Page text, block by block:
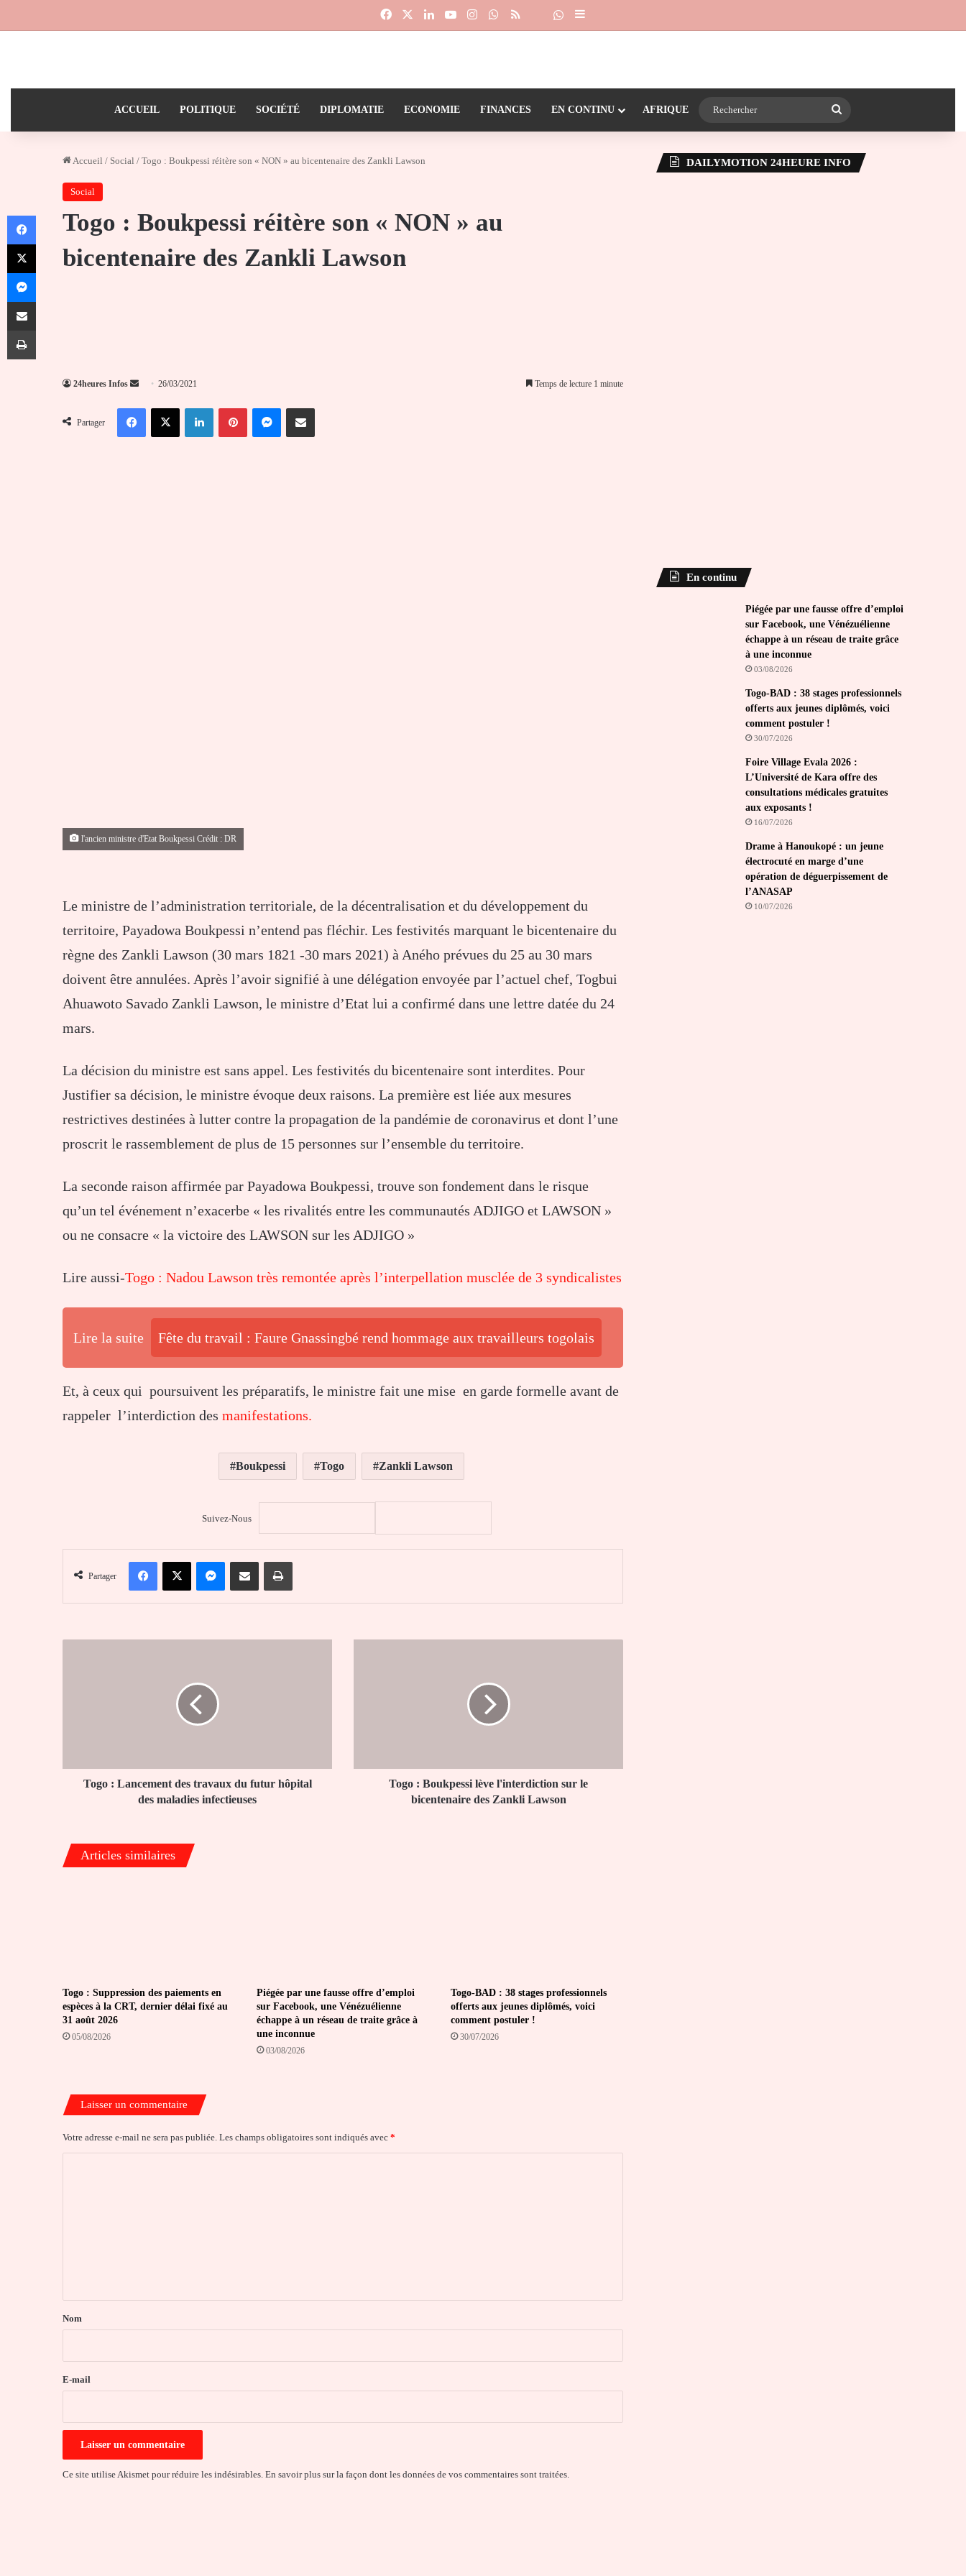
FacebookLinkedinYouTubeInstagramWhatsApp
RSS Dailymotion
Suivre la chaîne 24heureinfo sur WhatsApp
Sidebar (barre latérale)
ACCUEIL POLITIQUE SOCIÉTÉ DIPLOMATIE ECONOMIE FINANCES EN CONTINU AFRIQUE
Accueil / Social / Togo : Boukpessi réitère son « NON » au bicentenaire des Zankli Lawson
Social
Togo : Boukpessi réitère son « NON » au
bicentenaire des Zankli Lawson
24heures Infos
Envoyer
courriel
26/03/2021 Temps de lecture 1 minute
Partager
FacebookX LinkedinPinterestMessengerPartager par email
l'ancien ministre d'Etat Boukpessi Crédit : DR
Le ministre de l’administration territoriale, de la décentralisation et du développement du
territoire, Payadowa Boukpessi n’entend pas fléchir. Les festivités marquant le bicentenaire du
règne des Zankli Lawson (30 mars 1821 -30 mars 2021) à Aného prévues du 25 au 30 mars
doivent être annulées. Après l’avoir signifié à une délégation envoyée par l’actuel chef, Togbui
Ahuawoto Savado Zankli Lawson, le ministre d’Etat lui a confirmé dans une lettre datée du 24
mars.
La décision du ministre est sans appel. Les festivités du bicentenaire sont interdites. Pour
Justifier sa décision, le ministre évoque deux raisons. La première est liée aux mesures
restrictives destinées à lutter contre la propagation de la pandémie de coronavirus et dont l’une
proscrit le rassemblement de plus de 15 personnes sur l’ensemble du territoire.
La seconde raison affirmée par Payadowa Boukpessi, trouve son fondement dans le risque
qu’un tel événement n’exacerbe « les rivalités entre les communautés ADJIGO et LAWSON »
ou ne consacre « la victoire des LAWSON sur les ADJIGO »
Lire aussi-Togo : Nadou Lawson très remontée après l’interpellation musclée de 3 syndicalistes
Lire la suite Fête du travail : Faure Gnassingbé rend hommage aux travailleurs togolais
Et, à ceux qui poursuivent les préparatifs, le ministre fait une mise en garde formelle avant de
rappeler l’interdiction des manifestations.
Boukpessi Togo Zankli Lawson
Suivez-Nous
Partager
FacebookX MessengerPartager par email Imprimer
des
maladiesTogo : Lancement des travaux du futur hôpital
des maladies infectieuses
des
Togo : Boukpessi lève l'interdiction sur le
bicentenaire des Zankli Lawson
Articles similaires
Togo : Suppression des paiements en
espèces à la CRT, dernier délai fixé au
31 août 2026
05/08/2026
Piégée par une fausse offre d’emploi
sur Facebook, une Vénézuélienne
échappe à un réseau de traite grâce à
une inconnue
03/08/2026
Togo-BAD : 38 stages professionnels
offerts aux jeunes diplômés, voici
comment postuler !
30/07/2026
Laisser un commentaire
Votre adresse e-mail ne sera pas publiée. Les champs obligatoires sont indiqués avec *
a
e
Nom
E-mail
Ce site utilise Akismet pour réduire les indésirables. En savoir plus sur la façon dont les données de vos commentaires sont traitées.
DAILYMOTION 24HEURE INFO
En continu
Piégée par une fausse offre d’emploi
sur Facebook, une Vénézuélienne
échappe à un réseau de traite grâce
à une inconnue
03/08/2026
Togo-BAD : 38 stages professionnels
offerts aux jeunes diplômés, voici
comment postuler !
30/07/2026
Foire Village Evala 2026 :
L’Université de Kara offre des
consultations médicales gratuites
aux exposants !
16/07/2026
Drame à Hanoukopé : un jeune
électrocuté en marge d’une
opération de déguerpissement de
l’ANASAP
10/07/2026
Facebook
X
Messenger
Partager par email